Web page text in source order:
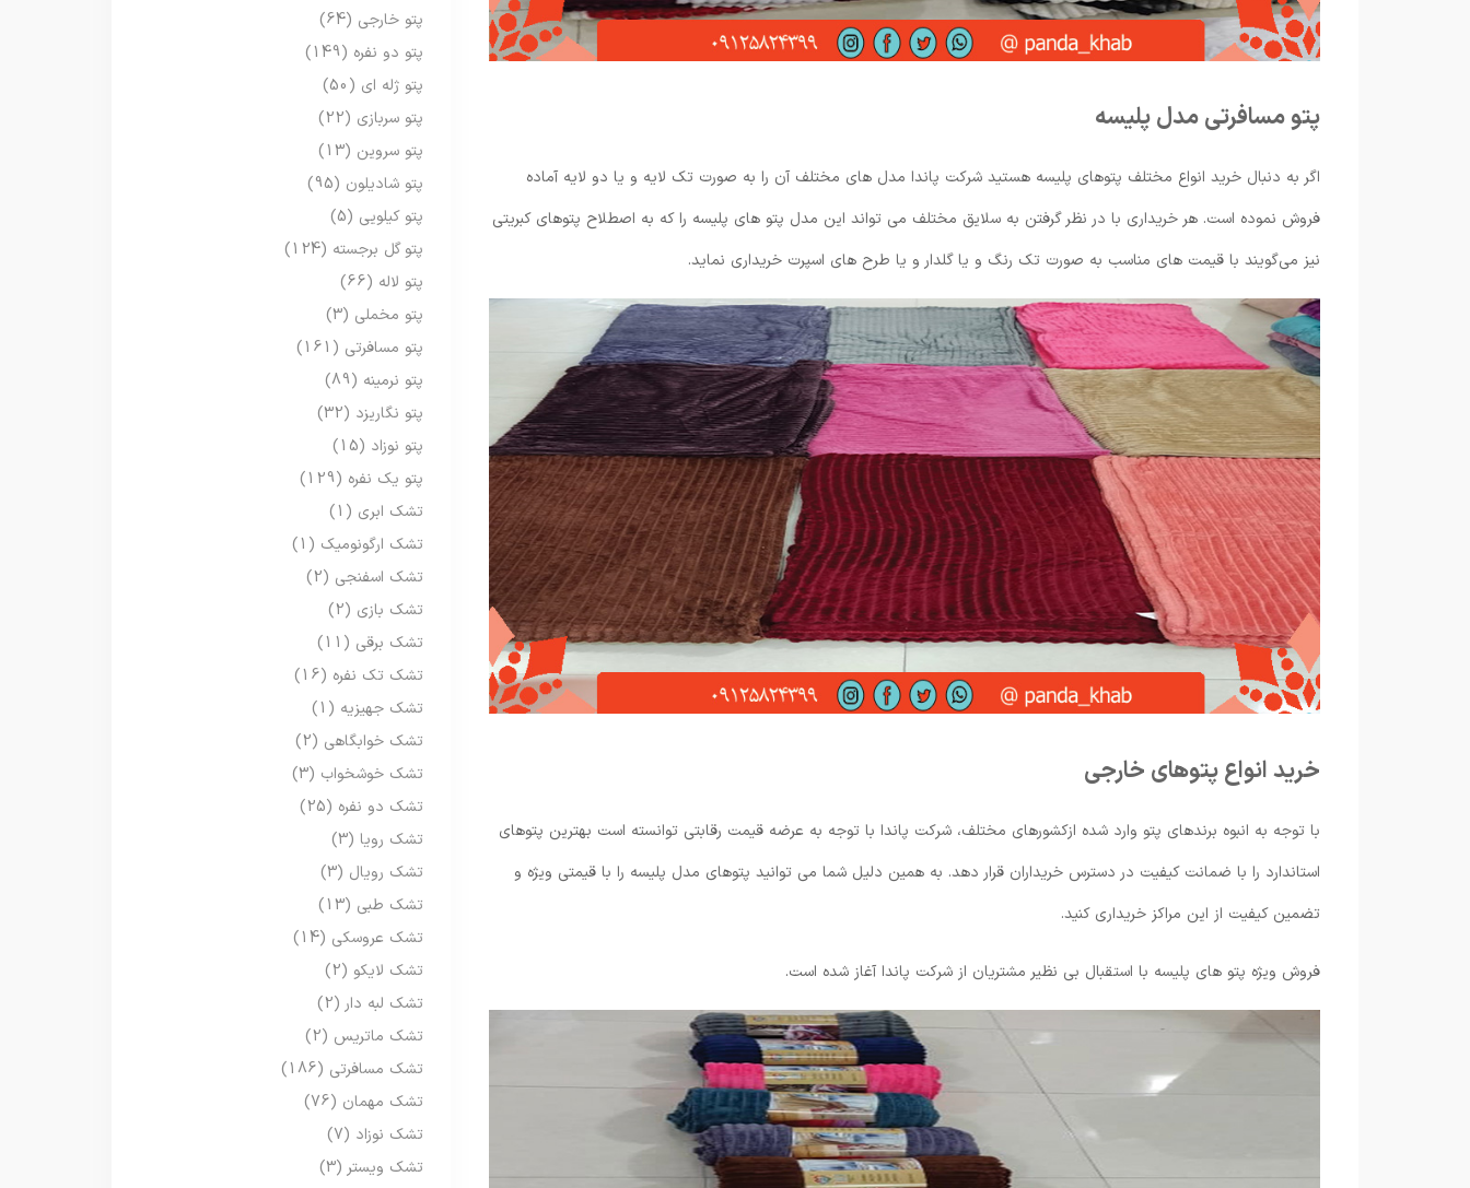
پتو مسافرتی مدل پلیسه
اگر به دنبال خرید انواع مختلف پتوهای پلیسه هستید شرکت پاندا مدل های مختلف آن را به صورت تک لایه و یا دو لایه آماده
فروش نموده است. هر خریداری با در نظر گرفتن به سلایق مختلف می تواند این مدل پتو های پلیسه را که به اصطلاح پتو‌های کبریتی
نیز می‌گویند با قیمت های مناسب به صورت تک رنگ و یا گلدار و یا طرح های اسپرت خریداری نماید.
خرید انواع پتوهای خارجی
با توجه به انبوه برندهای پتو وارد شده ازکشورهای مختلف، شرکت پاندا با توجه به عرضه قیمت رقابتی توانسته است بهترین پتوهای
استاندارد را با ضمانت کیفیت در دسترس خریداران قرار دهد. به همین دلیل شما می‌ توانید پتوهای مدل پلیسه را با قیمتی ویژه و
تضمین کیفیت از این مراکز خریداری کنید.
فروش ویژه پتو های پلیسه با استقبال بی نظیر مشتریان از شرکت پاندا آغاز شده است.
پتو خارجی (64)
پتو دو نفره (149)
پتو ژله ای (50)
پتو سربازی (22)
پتو سروین (13)
پتو شادیلون (95)
پتو کیلویی (5)
پتو گل برجسته (124)
پتو لاله (66)
پتو مخملی (3)
پتو مسافرتی (161)
پتو نرمینه (89)
پتو نگاریزد (32)
پتو نوزاد (15)
پتو یک نفره (129)
تشک ابری (1)
تشک ارگونومیک (1)
تشک اسفنجی (2)
تشک بازی (2)
تشک برقی (11)
تشک تک نفره (16)
تشک جهیزیه (1)
تشک خوابگاهی (2)
تشک خوشخواب (3)
تشک دو نفره (25)
تشک رویا (3)
تشک رویال (3)
تشک طبی (13)
تشک عروسکی (14)
تشک لایکو (2)
تشک لبه دار (2)
تشک ماتریس (2)
تشک مسافرتی (186)
تشک مهمان (76)
تشک نوزاد (7)
تشک ویستر (3)